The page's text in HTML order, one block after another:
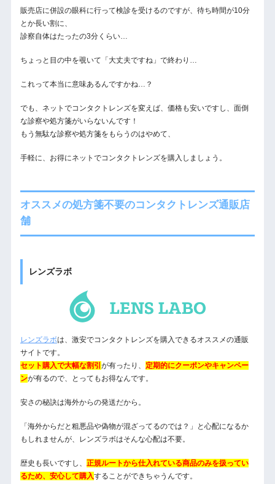
販売店に併設の眼科に行って検診を受けるのですが、待ち時間が10分
とか長い割に、
診察自体はたったの3分くらい…
ちょっと目の中を覗いて「大丈夫ですね」で終わり…
これって本当に意味あるんですかね…？
でも、ネットでコンタクトレンズを変えば、価格も安いですし、面倒
な診察や処方箋がいらないんです！
もう無駄な診察や処方箋をもらうのはやめて、
手軽に、お得にネットでコンタクトレンズを購入しましょう。
オススメの処方箋不要のコンタクトレンズ通販店
舗
レンズラボ
レンズラボは、激安でコンタクトレンズを購入できるオススメの通販
サイトです。
セット購入で大幅な割引 が有ったり、 定期的にクーポンやキャンペー
ンが有るので、とってもお得なんです。
安さの秘訣は海外からの発送だから。
「海外からだと粗悪品や偽物が混ざってるのでは？」と心配になるか
もしれませんが、レンズラボはそんな心配は不要。
歴史も長いですし、 正規ルートから仕入れている商品のみを扱ってい
るため、安心して購入することができちゃうんです。